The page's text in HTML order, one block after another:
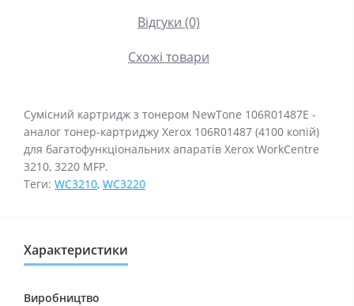
Відгуки (0)
Схожі товари
Сумісний картридж з тонером NewTone 106R01487E -
аналог тонер-картриджу Xerox 106R01487 (4100 копій)
для багатофункціональних апаратів Xerox WorkCentre
3210, 3220 MFP.
Теги: WC3210, WC3220
Характеристики
Виробництво